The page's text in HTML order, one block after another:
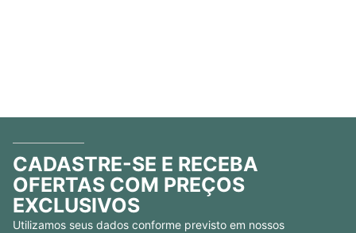
CADASTRE-SE E RECEBA
OFERTAS COM PREÇOS
EXCLUSIVOS
Utilizamos seus dados conforme previsto em nossos